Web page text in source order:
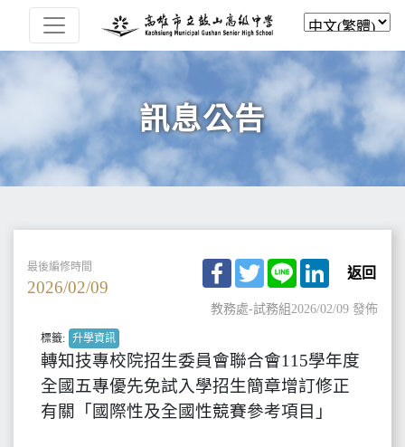
訊息公告
最後編修時間
2026/02/09
Facebook
TwitterLine LinkedIn
返回
教務處-試務組2026/02/09 發佈
標籤: 升學資訊
轉知技專校院招生委員會聯合會115學年度
全國五專優先免試入學招生簡章增訂修正
有關「國際性及全國性競賽參考項目」